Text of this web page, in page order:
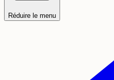
Réduire le menu